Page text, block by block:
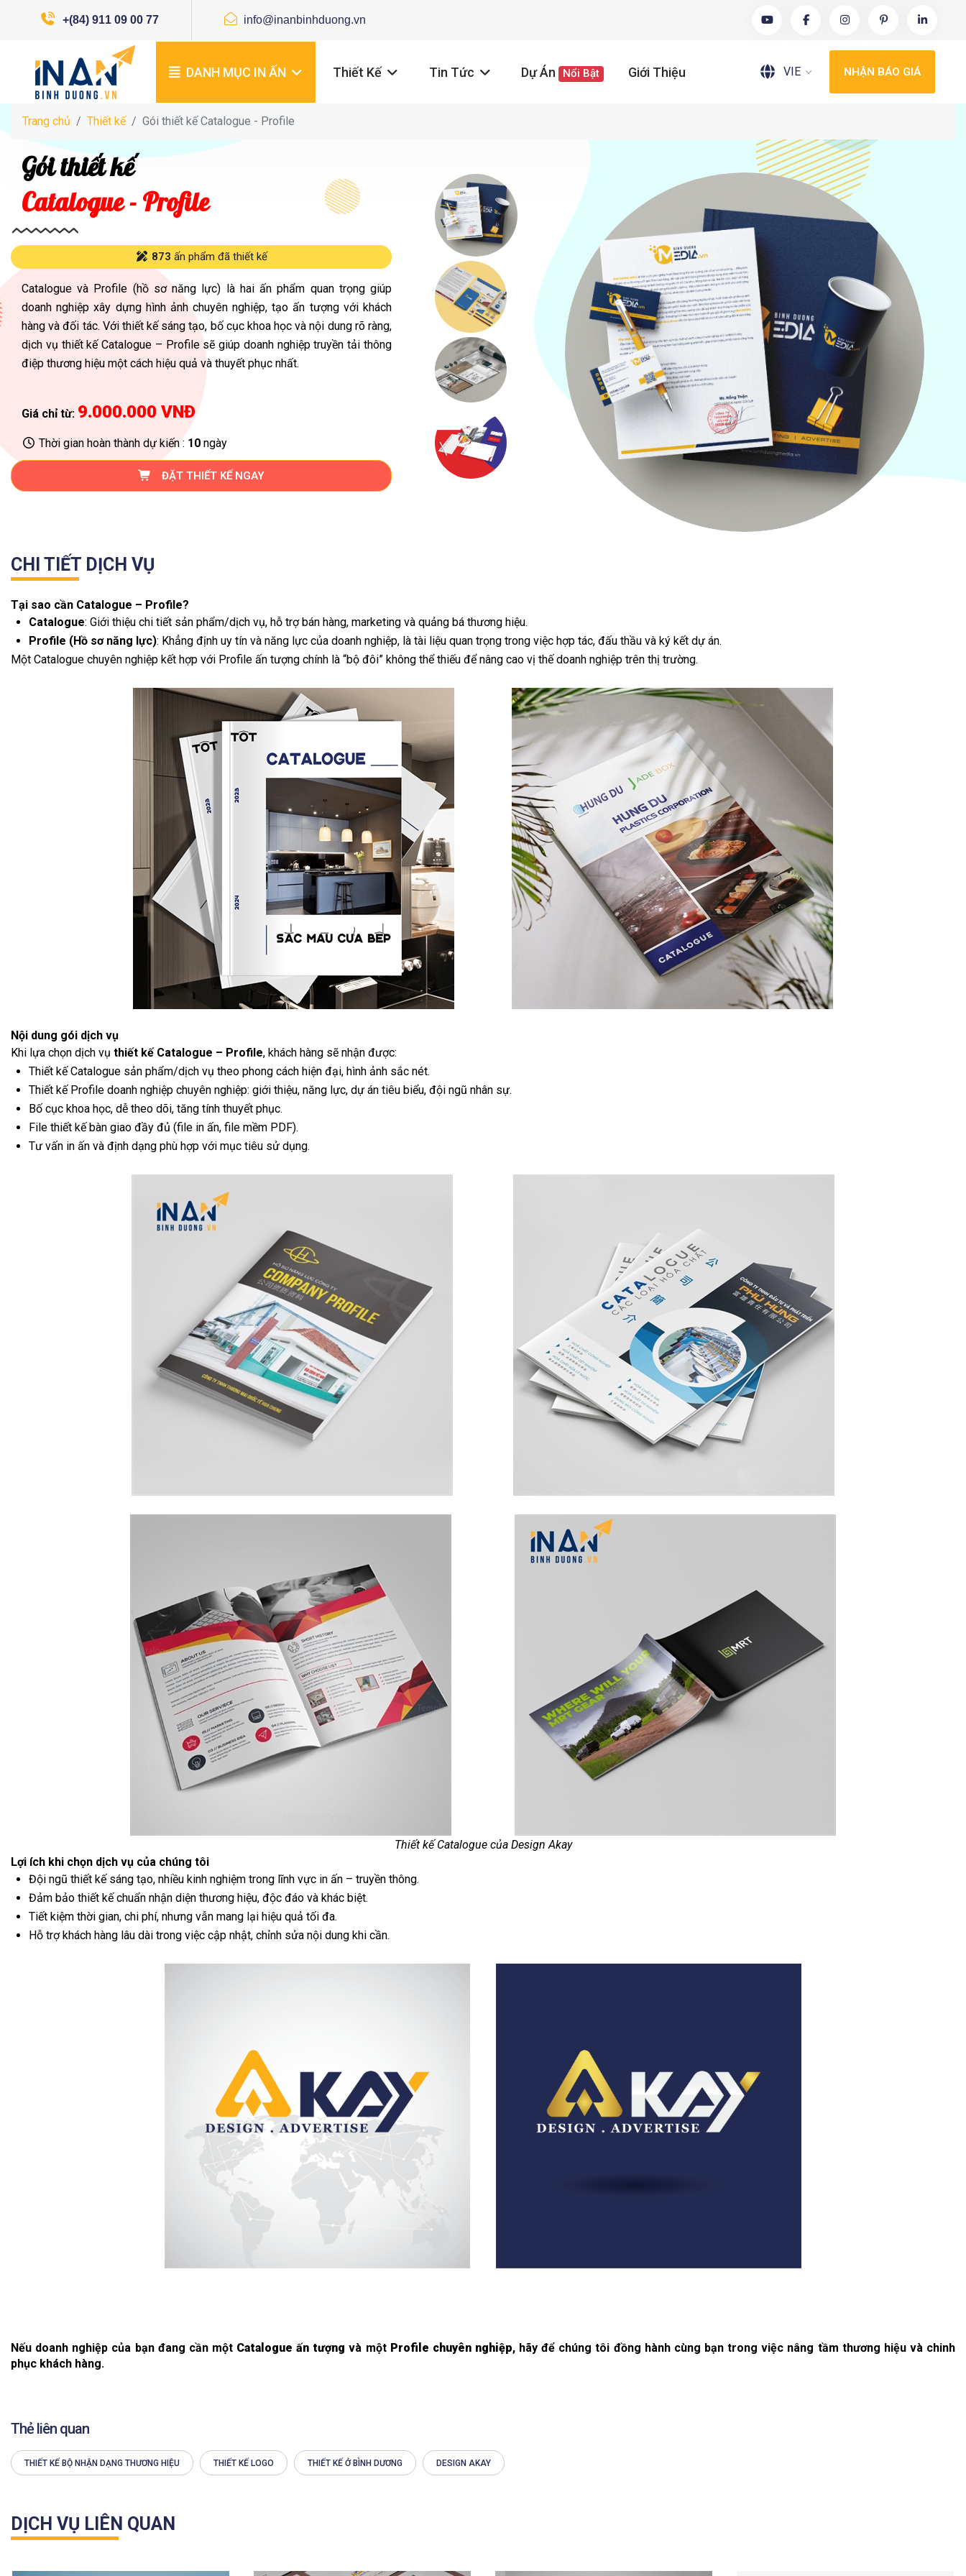
+(84) 911 09 00 77 info@inanbinhduong.vn
DANH MỤC IN ẤN Thiết Kế Tin Tức Dự Án Nổi Bật Giới Thiệu VIE NHẬN BÁO GIÁ
Trang chủ Thiết kế Gói thiết kế Catalogue - Profile
Gói thiết kế
Catalogue - Profile
873 ấn phẩm đã thiết kế
Catalogue và Profile (hồ sơ năng lực) là hai ấn phẩm quan trọng giúp
doanh nghiệp xây dựng hình ảnh chuyên nghiệp, tạo ấn tượng với khách
hàng và đối tác. Với thiết kế sáng tạo, bố cục khoa học và nội dung rõ ràng,
dịch vụ thiết kế Catalogue – Profile sẽ giúp doanh nghiệp truyền tải thông
điệp thương hiệu một cách hiệu quả và thuyết phục nhất.
Giá chỉ từ: 9.000.000 VNĐ
Thời gian hoàn thành dự kiến : 10 ngày
ĐẶT THIẾT KẾ NGAY
CHI TIẾT DỊCH VỤ
Tại sao cần Catalogue – Profile?
Catalogue: Giới thiệu chi tiết sản phẩm/dịch vụ, hỗ trợ bán hàng, marketing và quảng bá thương hiệu.
Profile (Hồ sơ năng lực): Khẳng định uy tín và năng lực của doanh nghiệp, là tài liệu quan trọng trong việc hợp tác, đấu thầu và ký kết dự án.
Một Catalogue chuyên nghiệp kết hợp với Profile ấn tượng chính là “bộ đôi” không thể thiếu để nâng cao vị thế doanh nghiệp trên thị trường.
Nội dung gói dịch vụ
Khi lựa chọn dịch vụ thiết kế Catalogue – Profile, khách hàng sẽ nhận được:
Thiết kế Catalogue sản phẩm/dịch vụ theo phong cách hiện đại, hình ảnh sắc nét.
Thiết kế Profile doanh nghiệp chuyên nghiệp: giới thiệu, năng lực, dự án tiêu biểu, đội ngũ nhân sự.
Bố cục khoa học, dễ theo dõi, tăng tính thuyết phục.
File thiết kế bàn giao đầy đủ (file in ấn, file mềm PDF).
Tư vấn in ấn và định dạng phù hợp với mục tiêu sử dụng.
Thiết kế Catalogue của Design Akay
Lợi ích khi chọn dịch vụ của chúng tôi
Đội ngũ thiết kế sáng tạo, nhiều kinh nghiệm trong lĩnh vực in ấn – truyền thông.
Đảm bảo thiết kế chuẩn nhận diện thương hiệu, độc đáo và khác biệt.
Tiết kiệm thời gian, chi phí, nhưng vẫn mang lại hiệu quả tối đa.
Hỗ trợ khách hàng lâu dài trong việc cập nhật, chỉnh sửa nội dung khi cần.
Nếu doanh nghiệp của bạn đang cần một Catalogue ấn tượng và một Profile chuyên nghiệp, hãy để chúng tôi đồng hành cùng bạn trong việc nâng tầm thương hiệu và chinh
phục khách hàng.
Thẻ liên quan
THIẾT KẾ BỘ NHẬN DẠNG THƯƠNG HIỆU THIẾT KẾ LOGO THIẾT KẾ Ở BÌNH DƯƠNG DESIGN AKAY
DỊCH VỤ LIÊN QUAN